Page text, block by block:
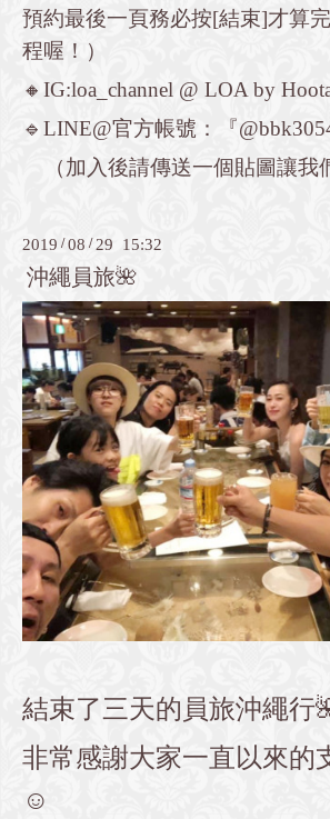
預約最後一頁務必按[結束]才算
程喔！）
🔸IG:loa_channel @ LOA by
🔹LINE@官方帳號：『
（加入後請傳送一個貼圖讓我
2019 /08 / 29 15:32
沖繩員旅🌺
結束了三天的員旅沖繩行
非常感謝大家一直以來的
☺️